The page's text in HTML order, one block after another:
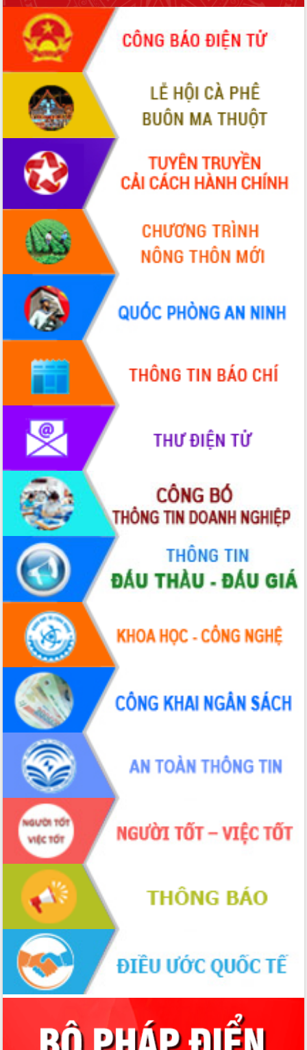
Định vị cà phê Việt Nam như một “di
sản sống” trong dòng chảy toàn cầu
Xây dựng nông thôn mới: Nâng cao đời
sống người dân từ những mô hình thiết
thực
Quyết liệt tháo gỡ vướng mắc, đẩy
nhanh tiến độ các dự án trọng điểm
trong Khu kinh tế Nam Phú Yên
Hòn Yến phát triển du lịch gắn với bảo
Lấy ý kiến điều chỉnh Quy hoạch tỉnh
Đắk Lắk thời kỳ 2021-2030, tầm nhìn
đến năm 2050
Phát động chiến dịch 30 ngày đêm
giải phóng mặt bằng Tuyến đường bộ
ven biển
Đắk Lắk nỗ lực thúc đẩy tăng trưởng
kinh tế từ 10% trở lên trong Quý
II/2026
Đắk Lắk ký kết thỏa thuận hợp tác về
chuyển đổi số giai đoạn 2026 – 2030
với Tập đoàn Bưu chính Viễn thông
Việt Nam
Thứ trưởng Bộ Y tế làm việc với tỉnh
Đắk Lắk về phát triển nhân lực y tế
cho trạm y tế cấp xã
Du lịch Đắk Lắk nâng tầm trải nghiệm
du khách thông qua Hệ thống cơ sở dữ
liệu và Bản đồ số
Tập huấn ứng dụng trí tuệ nhân tạo (AI)
trong thương mại điện tử năm 2026
Đoàn đại biểu Quốc hội tỉnh Đắk Lắk
trao đổi thông tin trước Kỳ họp thứ
nhất, Quốc hội khóa XVI
Quyết liệt cải cách hành chính, khơi
thông nguồn lực phát triển
Nâng cao hiệu lực, hiệu quả HĐND
tỉnh thông qua hiện đại hóa hành chính
Xã Ea Phê gắn cải cách hành chính với
chuyển đổi số
Phó Chủ tịch Thường trực UBND tỉnh
Hồ Thị Nguyên Thảo làm việc tại Trung
tâm Phục vụ hành chính công xã Ea
Xây dựng nền hành chính số đồng
hành cùng nông dân dân, doanh nghiệp
Giai đoạn 2026-2030, Đắk Lắk phấn
đấu có 77% xã đạt chuẩn nông thôn
mới
Chuyển đổi số 'mở đường' cho nông
nghiệp Đắk Lắk tăng trưởng bứt phá
Triển khai đồng bộ đo đạc, lập hồ sơ
địa chính, hoàn thiện cơ sở dữ liệu đất
Ứng dụng sinh trắc học - Bước tiến
trong hành trình chuyển đổi số tại Đắk
Lắk
Đắk Lắk nâng cao hiệu quả công tác
Đảng từ Sổ tay đảng viên điện tử
Đắk Lắk đẩy mạnh nuôi biển công
nghệ, hướng tới phát triển thủy sản
bền vững
Tập huấn nâng cao năng lực triển khai
chuyển đổi số cho cán bộ, công chức
cấp xã
Đắk Lắk phát động hưởng ứng Ngày
Quyền của người tiêu dùng Việt Nam
Đẩy mạnh cải cách hành chính, quyết
tâm đạt được mục tiêu tăng trưởng